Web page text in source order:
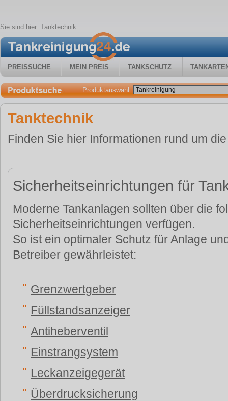
Sie sind hier: Tanktechnik
PREISSUCHE MEIN PREIS TANKSCHUTZ
Produktauswahl:
Tanktechnik
Finden Sie hier Informationen rund um
Sicherheitseinrichtungen für
Moderne Tankanlagen sollten über die
Sicherheitseinrichtungen verfügen.
So ist ein optimaler Schutz für Anlage
Betreiber gewährleistet:
Grenzwertgeber
Füllstandsanzeiger
Antiheberventil
Einstrangsystem
Leckanzeigegerät
Überdrucksicherung